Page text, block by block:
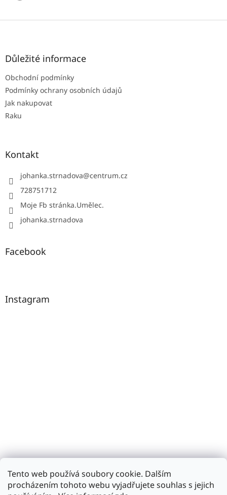
Tento web používá soubory cookie. Dalším
procházením tohoto webu vyjadřujete souhlas s jejich
Z
Důležité informace
Obchodní podmínky
Podmínky ochrany osobních údajů
Jak nakupovat
Raku
Kontakt
johanka.strnadova@centrum.cz
728751712
Moje Fb stránka.Umělec.
johanka.strnadova
Facebook
Instagram
Sledovat na Instagramu